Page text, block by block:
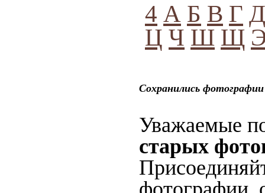
4 А Б В Г Д
Ц Ч Ш Щ
Сохранились
Уважаемые
старых